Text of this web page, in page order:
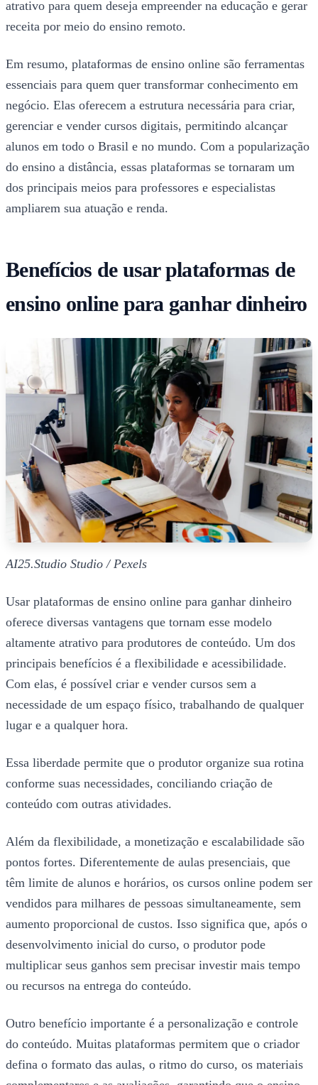
atrativo para quem deseja empreender na educação e gerar
receita por meio do ensino remoto.
Em resumo, plataformas de ensino online são ferramentas
essenciais para quem quer transformar conhecimento em
negócio. Elas oferecem a estrutura necessária para criar,
gerenciar e vender cursos digitais, permitindo alcançar
alunos em todo o Brasil e no mundo. Com a popularização
do ensino a distância, essas plataformas se tornaram um
dos principais meios para professores e especialistas
ampliarem sua atuação e renda.
Benefícios de usar plataformas de
ensino online para ganhar dinheiro
AI25.Studio Studio / Pexels
Usar plataformas de ensino online para ganhar dinheiro
oferece diversas vantagens que tornam esse modelo
altamente atrativo para produtores de conteúdo. Um dos
principais benefícios é a flexibilidade e acessibilidade.
Com elas, é possível criar e vender cursos sem a
necessidade de um espaço físico, trabalhando de qualquer
lugar e a qualquer hora.
Essa liberdade permite que o produtor organize sua rotina
conforme suas necessidades, conciliando criação de
conteúdo com outras atividades.
Além da flexibilidade, a monetização e escalabilidade são
pontos fortes. Diferentemente de aulas presenciais, que
têm limite de alunos e horários, os cursos online podem ser
vendidos para milhares de pessoas simultaneamente, sem
aumento proporcional de custos. Isso significa que, após o
desenvolvimento inicial do curso, o produtor pode
multiplicar seus ganhos sem precisar investir mais tempo
ou recursos na entrega do conteúdo.
Outro benefício importante é a personalização e controle
do conteúdo. Muitas plataformas permitem que o criador
defina o formato das aulas, o ritmo do curso, os materiais